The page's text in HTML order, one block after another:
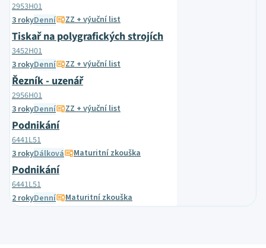
2953H01
3 rokyDenní ZZ + výuční list
Tiskař na polygrafických strojích
3452H01
3 rokyDenní ZZ + výuční list
Řezník - uzenář
2956H01
3 rokyDenní ZZ + výuční list
Podnikání
6441L51
3 rokyDálková Maturitní zkouška
Podnikání
6441L51
2 rokyDenní Maturitní zkouška